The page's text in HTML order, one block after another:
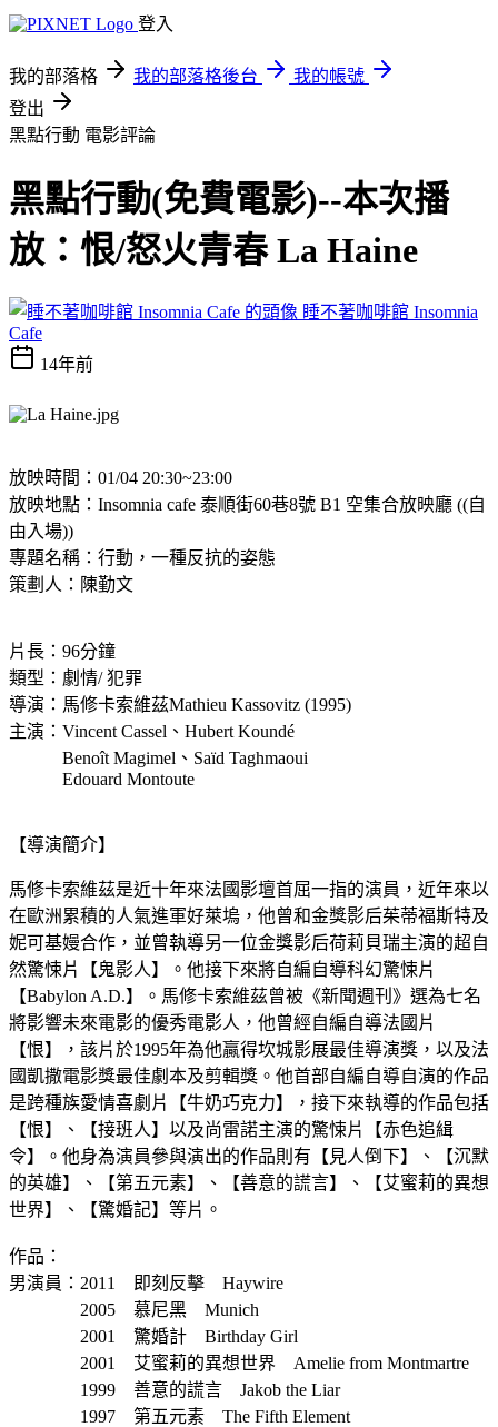
登入
我的部落格 我的部落格後台
我的帳號
登出
黑點行動 電影評論
黑點行動(免費電影)--本次播
放：恨/怒火青春 La Haine
睡不著咖啡館 Insomnia
Cafe
14年前
放映時間：01/04 20:30~23:00
放映地點：Insomnia cafe 泰順街60巷8號 B1 空集合放映廳 ((自
由入場))
專題名稱：行動，一種反抗的姿態
策劃人：陳勤文
片長：96分鐘
類型：劇情/ 犯罪
導演：馬修卡索維茲Mathieu Kassovitz (1995)
主演：Vincent Cassel、Hubert Koundé
Benoît Magimel、Saïd Taghmaoui
Edouard Montoute
【導演簡介】
馬修卡索維茲是近十年來法國影壇首屈一指的演員，近年來以
在歐洲累積的人氣進軍好萊塢，他曾和金獎影后茱蒂福斯特及
妮可基嫚合作，並曾執導另一位金獎影后荷莉貝瑞主演的超自
然驚悚片【鬼影人】。他接下來將自編自導科幻驚悚片
【Babylon A.D.】。馬修卡索維茲曾被《新聞週刊》選為七名
將影響未來電影的優秀電影人，他曾經自編自導法國片
【恨】，該片於1995年為他贏得坎城影展最佳導演獎，以及法
國凱撒電影獎最佳劇本及剪輯獎。他首部自編自導自演的作品
是跨種族愛情喜劇片【牛奶巧克力】，接下來執導的作品包括
【恨】、【接班人】以及尚雷諾主演的驚悚片【赤色追緝
令】。他身為演員參與演出的作品則有【見人倒下】、【沉默
的英雄】、【第五元素】、【善意的謊言】、【艾蜜莉的異想
世界】、【驚婚記】等片。
作品：
男演員：2011 即刻反擊 Haywire
2005 慕尼黑 Munich
2001 驚婚計 Birthday Girl
2001 艾蜜莉的異想世界 Amelie from Montmartre
1999 善意的謊言 Jakob the Liar
1997 第五元素 The Fifth Element